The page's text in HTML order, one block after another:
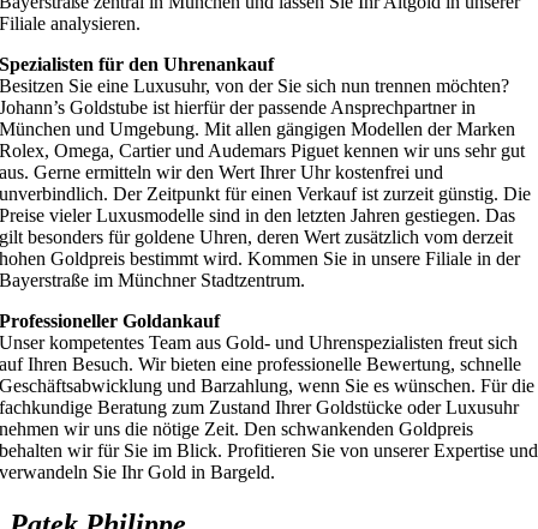
Filiale analysieren.
Spezialisten für den Uhrenankauf
Besitzen Sie eine Luxusuhr, von der Sie sich nun trennen möchten?
Johann’s Goldstube ist hierfür der passende Ansprechpartner in
München und Umgebung. Mit allen gängigen Modellen der Marken
Rolex, Omega, Cartier und Audemars Piguet kennen wir uns sehr gut
aus. Gerne ermitteln wir den Wert Ihrer Uhr kostenfrei und
unverbindlich. Der Zeitpunkt für einen Verkauf ist zurzeit günstig. Die
Preise vieler Luxusmodelle sind in den letzten Jahren gestiegen. Das
gilt besonders für goldene Uhren, deren Wert zusätzlich vom derzeit
hohen Goldpreis bestimmt wird. Kommen Sie in unsere Filiale in der
Bayerstraße im Münchner Stadtzentrum.
Professioneller Goldankauf
Unser kompetentes Team aus Gold- und Uhrenspezialisten freut sich
auf Ihren Besuch. Wir bieten eine professionelle Bewertung, schnelle
Geschäftsabwicklung und Barzahlung, wenn Sie es wünschen. Für die
fachkundige Beratung zum Zustand Ihrer Goldstücke oder Luxusuhr
nehmen wir uns die nötige Zeit. Den schwankenden Goldpreis
behalten wir für Sie im Blick. Profitieren Sie von unserer Expertise und
verwandeln Sie Ihr Gold in Bargeld.